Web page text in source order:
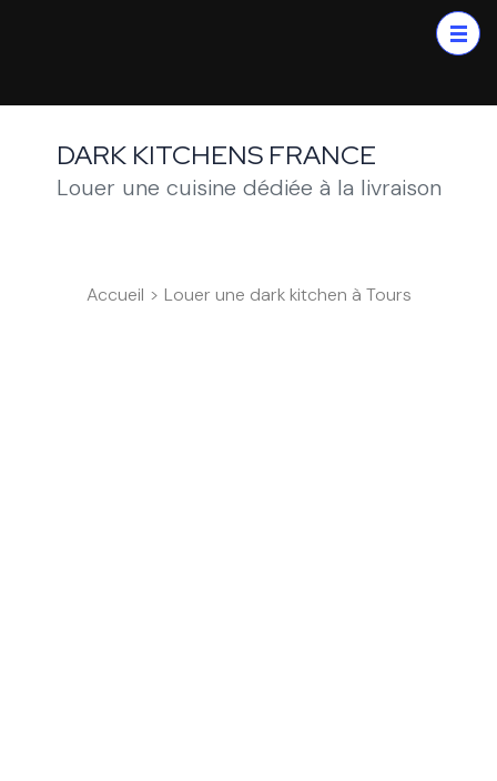
DARK KITCHENS FRANCE
Louer une cuisine dédiée à la livraison
Accueil > Louer une dark kitchen à Tours